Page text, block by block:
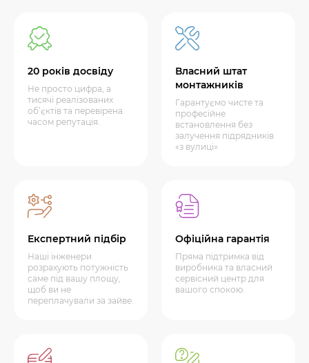
20 років досвіду
Не просто цифра, а
тисячі реалізованих
об’єктів та перевірена
часом репутація.
Власний штат
монтажників
Гарантуємо чисте та
професійне
встановлення без
залучення підрядників
«з вулиці»
Експертний підбір
Наші інженери
розрахують потужність
саме під вашу площу,
щоб ви не
переплачували за зайве.
Офіційна гарантія
Пряма підтримка від
виробника та власний
сервісний центр для
вашого спокою.